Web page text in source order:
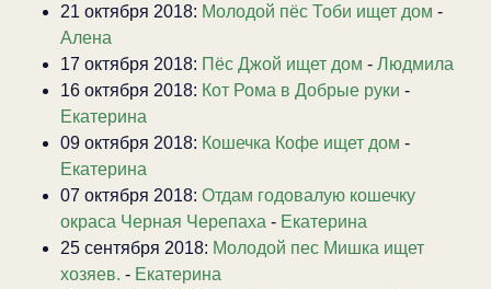
21 октября 2018: Молодой пёс Тоби ищет дом -
Алена
17 октября 2018: Пёс Джой ищет дом - Людмила
16 октября 2018: Кот Рома в Добрые руки -
Екатерина
09 октября 2018: Кошечка Кофе ищет дом -
Екатерина
07 октября 2018: Отдам годовалую кошечку
окраса Черная Черепаха - Екатерина
25 сентября 2018: Молодой пес Мишка ищет
хозяев. - Екатерина